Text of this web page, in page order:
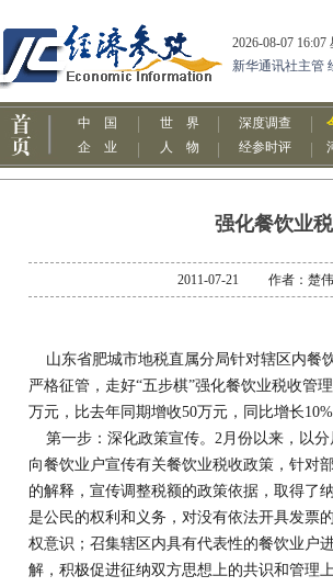
强化餐饮业
2011-07-21 作者：楚
山东省肥城市地税直属分局针对辖区内餐
严格征管，走好“五步棋”强化餐饮业税收管
万元，比去年同期增收50万元，同比增长10%
第一步：深化政策宣传。2月份以来，以分
向餐饮业户宣传有关餐饮业税收政策，针对
的解释，宣传调整税额的政策依据，取得了
是公民的权利和义务，对没有依法开具发票
权意识；召集辖区内具有代表性的餐饮业户
解，积极促进征纳双方思想上的共识和管理